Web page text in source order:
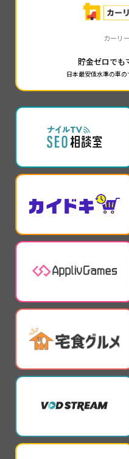
カーリ
貯金ゼロでも
日本最安値水準の車